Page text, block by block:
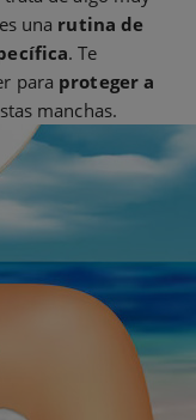
una rutina de
. Te
para proteger a
manchas.